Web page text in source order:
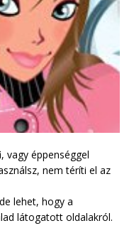
vagy éppenséggel
nem téríti el az
lehet, hogy a
látogatott oldalakról.